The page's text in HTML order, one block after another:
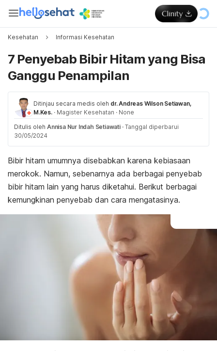
Kesehatan Informasi Kesehatan
7 Penyebab Bibir Hitam yang Bisa
Ganggu Penampilan
Ditinjau secara medis oleh dr. Andreas Wilson Setiawan,
M.Kes. · Magister Kesehatan · None
Ditulis oleh Annisa Nur Indah Setiawati · Tanggal diperbarui
30/05/2024
Bibir hitam umumnya disebabkan karena kebiasaan
merokok. Namun, sebenarnya ada berbagai penyebab
bibir hitam lain yang harus diketahui. Berikut berbagai
kemungkinan penyebab dan cara mengatasinya.